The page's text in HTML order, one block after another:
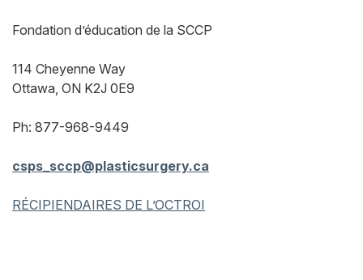
Fondation d’éducation de la SCCP
114 Cheyenne Way
Ottawa, ON K2J 0E9
Ph: 877-968-9449
csps_sccp@plasticsurgery.ca
RÉCIPIENDAIRES DE L’OCTROI